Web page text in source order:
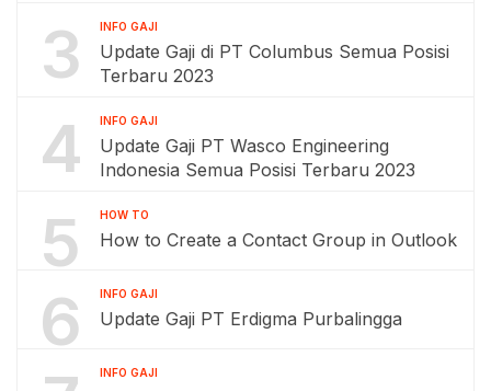
3 INFO GAJI
Update Gaji di PT Columbus Semua Posisi
Terbaru 2023
4 INFO GAJI
Update Gaji PT Wasco Engineering
Indonesia Semua Posisi Terbaru 2023
5 HOW TO
How to Create a Contact Group in Outlook
6 INFO GAJI
Update Gaji PT Erdigma Purbalingga
INFO GAJI